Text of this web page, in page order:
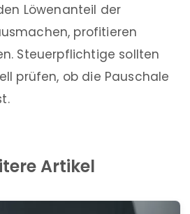
Löwenanteil der
profitieren
Steuerpflichtige sollten
prüfen, ob die Pauschale
Artikel